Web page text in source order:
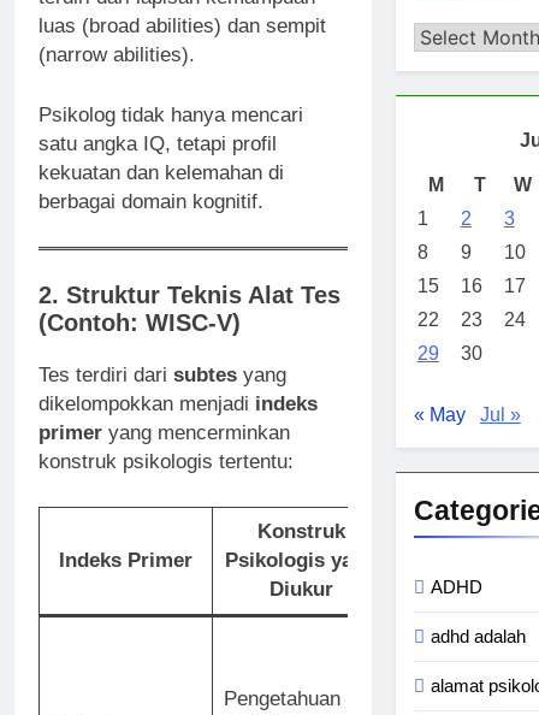
luas (broad abilities) dan sempit
(narrow abilities).
Psikolog tidak hanya mencari
satu angka IQ, tetapi profil
kekuatan dan kelemahan di
berbagai domain kognitif.
2. Struktur Teknis Alat Tes
(Contoh: WISC-V)
Tes terdiri dari subtes yang
dikelompokkan menjadi indeks
primer yang mencerminkan
konstruk psikologis tertentu:
Indeks Primer
Konstruk
Psikologis yang
Diukur
Contoh
Tugas
Pengetahuan
Similarities:
dua konsep
Archives
M T
W
1
2
3
8
9
10
15
16
17
22
23
24
29
30
« May Jul »
ADHD
adhd adalah
alamat